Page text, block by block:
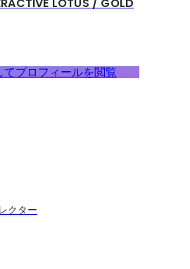
てプロフィールを閲覧
クター